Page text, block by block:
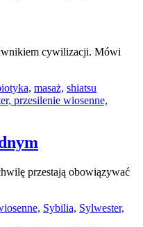
cywilizacji. Mówi
masaż, shiatsu
przestają obowiązywać
Sybilia, Sylwester,